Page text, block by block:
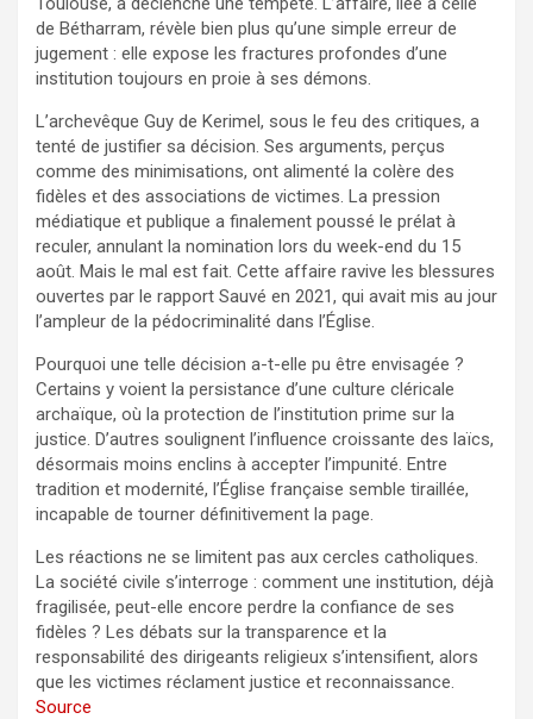
de Bétharram, révèle bien plus qu’une simple erreur de
jugement : elle expose les fractures profondes d’une
institution toujours en proie à ses démons.
L’archevêque Guy de Kerimel, sous le feu des critiques, a
tenté de justifier sa décision. Ses arguments, perçus
comme des minimisations, ont alimenté la colère des
fidèles et des associations de victimes. La pression
médiatique et publique a finalement poussé le prélat à
reculer, annulant la nomination lors du week-end du 15
août. Mais le mal est fait. Cette affaire ravive les blessures
ouvertes par le rapport Sauvé en 2021, qui avait mis au jour
l’ampleur de la pédocriminalité dans l’Église.
Pourquoi une telle décision a-t-elle pu être envisagée ?
Certains y voient la persistance d’une culture cléricale
archaïque, où la protection de l’institution prime sur la
justice. D’autres soulignent l’influence croissante des laïcs,
désormais moins enclins à accepter l’impunité. Entre
tradition et modernité, l’Église française semble tiraillée,
incapable de tourner définitivement la page.
Les réactions ne se limitent pas aux cercles catholiques.
La société civile s’interroge : comment une institution, déjà
fragilisée, peut-elle encore perdre la confiance de ses
fidèles ? Les débats sur la transparence et la
responsabilité des dirigeants religieux s’intensifient, alors
que les victimes réclament justice et reconnaissance.
Source